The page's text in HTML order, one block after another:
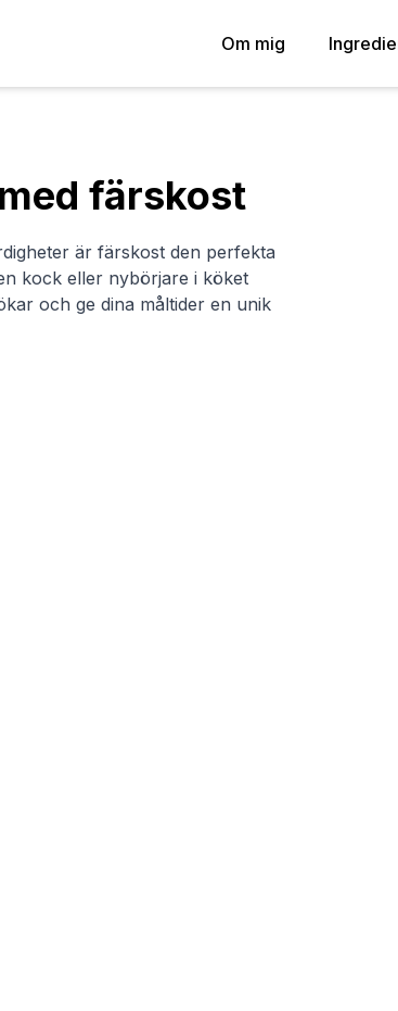
Om mig
färskost
är färskost den perfekta
kock eller nybörjare i köket
och ge dina måltider en unik
är trendig och supergod? Denna virala